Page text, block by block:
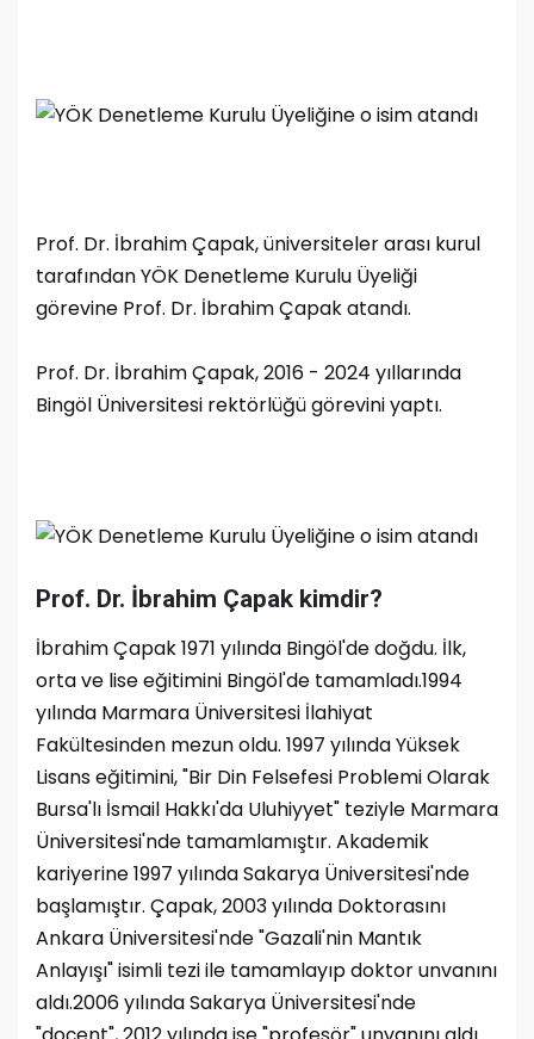
Prof. Dr. İbrahim Çapak, üniversiteler arası kurul
tarafından YÖK Denetleme Kurulu Üyeliği
görevine Prof. Dr. İbrahim Çapak atandı.
Prof. Dr. İbrahim Çapak, 2016 - 2024 yıllarında
Bingöl Üniversitesi rektörlüğü görevini yaptı.
Prof. Dr. İbrahim Çapak kimdir?
İbrahim Çapak 1971 yılında Bingöl'de doğdu. İlk,
orta ve lise eğitimini Bingöl'de tamamladı.1994
yılında Marmara Üniversitesi İlahiyat
Fakültesinden mezun oldu. 1997 yılında Yüksek
Lisans eğitimini, "Bir Din Felsefesi Problemi Olarak
Bursa'lı İsmail Hakkı'da Uluhiyyet" teziyle Marmara
Üniversitesi'nde tamamlamıştır. Akademik
kariyerine 1997 yılında Sakarya Üniversitesi'nde
başlamıştır. Çapak, 2003 yılında Doktorasını
Ankara Üniversitesi'nde "Gazali'nin Mantık
Anlayışı" isimli tezi ile tamamlayıp doktor unvanını
aldı.2006 yılında Sakarya Üniversitesi'nde